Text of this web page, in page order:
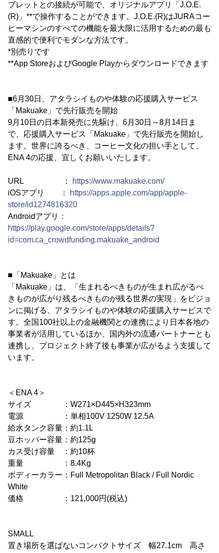
ブレットとの接続が可能で、オリジナルアプリ「J.O.E.
(R)」**で操作することができます。J.O.E.(R)はJURAコー
ヒーマシンのすべての機能を最大限に活用するための最も
直感的で便利でモダンな方法です。
*別売りです
**App StoreおよびGoogle Playからダウンロードできます
■6月30日、アタラシイものや体験の応援購入サービス
「Makuake」で先行販売を開始
9月10日の日本新発売に先駆け、6月30日～8月14日ま
で、応援購入サービス「Makuake」で先行販売を開始し
ます。世界に誇るべき、コーヒー文化の担い手として、
ENA 4の応援、宜しくお願いいたします。
URL ：
https://www.makuake.com/
iOSアプリ ：
https://apps.apple.com/app/apple-
store/id1274816320
Androidアプリ：
https://play.google.com/store/apps/details?
id=com.ca_crowdfunding.makuake_android
■「Makuake」とは
「Makuake」は、「生まれるべきものが生まれ広がるべ
きものが広がり残るべきものが残る世界の実現」をビジョ
ンに掲げる、アタラシイものや体験の応援購入サービスで
す。全国100社以上の金融機関との連携により日本各地の
事業者が活用しているほか、国内外の流通パートナーとも
連携し、プロジェクト終了後も事業が広がるよう支援して
います。
＜ENA 4＞
サイズ ：W271×D445×H323mm
電源 ：単相100V 1250W 12.5A
給水タンク容量：約1.1L
豆ホッパー容量：約125g
カス受け容量 ：約10杯
重量 ：8.4Kg
ボディーカラー：Full Metropolitan Black / Full Nordic
White
価格 ：121,000円(税込)
SMALL
置き場所を選ばないコンパクトサイズ 幅27.1cm 高さ